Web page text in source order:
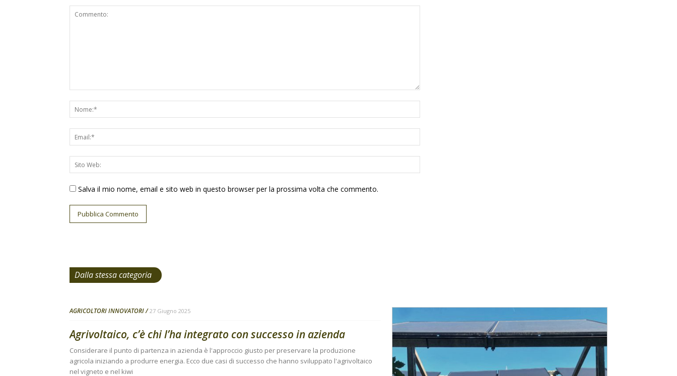
Salva il mio nome, email e sito web in questo browser per la prossima volta che commento.
Dalla stessa categoria
AGRICOLTORI INNOVATORI 27 Giugno 2025
Agrivoltaico, c’è chi l’ha integrato con successo in azienda
Considerare il punto di partenza in azienda è l'approccio giusto per preservare la produzione
agricola iniziando a produrre energia. Ecco due casi di successo che hanno sviluppato l'agrivoltaico
nel vigneto e nel kiwi